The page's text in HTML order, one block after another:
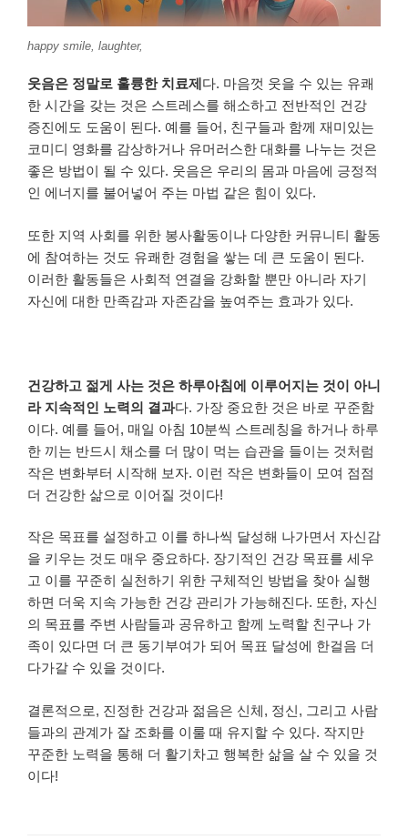
happy smile, laughter,
웃음은 정말로 훌륭한 치료제다. 마음껏 웃을 수 있는 유쾌
한 시간을 갖는 것은 스트레스를 해소하고 전반적인 건강
증진에도 도움이 된다. 예를 들어, 친구들과 함께 재미있는
코미디 영화를 감상하거나 유머러스한 대화를 나누는 것은
좋은 방법이 될 수 있다. 웃음은 우리의 몸과 마음에 긍정적
인 에너지를 불어넣어 주는 마법 같은 힘이 있다.
또한 지역 사회를 위한 봉사활동이나 다양한 커뮤니티 활동
에 참여하는 것도 유쾌한 경험을 쌓는 데 큰 도움이 된다.
이러한 활동들은 사회적 연결을 강화할 뿐만 아니라 자기
자신에 대한 만족감과 자존감을 높여주는 효과가 있다.
건강하고 젊게 사는 것은 하루아침에 이루어지는 것이 아니
라 지속적인 노력의 결과다. 가장 중요한 것은 바로 꾸준함
이다. 예를 들어, 매일 아침 10분씩 스트레칭을 하거나 하루
한 끼는 반드시 채소를 더 많이 먹는 습관을 들이는 것처럼
작은 변화부터 시작해 보자. 이런 작은 변화들이 모여 점점
더 건강한 삶으로 이어질 것이다!
작은 목표를 설정하고 이를 하나씩 달성해 나가면서 자신감
을 키우는 것도 매우 중요하다. 장기적인 건강 목표를 세우
고 이를 꾸준히 실천하기 위한 구체적인 방법을 찾아 실행
하면 더욱 지속 가능한 건강 관리가 가능해진다. 또한, 자신
의 목표를 주변 사람들과 공유하고 함께 노력할 친구나 가
족이 있다면 더 큰 동기부여가 되어 목표 달성에 한걸음 더
다가갈 수 있을 것이다.
결론적으로, 진정한 건강과 젊음은 신체, 정신, 그리고 사람
들과의 관계가 잘 조화를 이룰 때 유지할 수 있다. 작지만
꾸준한 노력을 통해 더 활기차고 행복한 삶을 살 수 있을 것
이다!